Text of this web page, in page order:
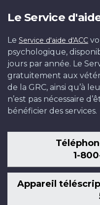
Le Service
Le Service d'aide d'ACC
psychologique,
jours par année. Le
gratuitement aux
de la GRC, ainsi qu’à
n’est pas nécessaire
bénéficier des services.
1-
Appareil